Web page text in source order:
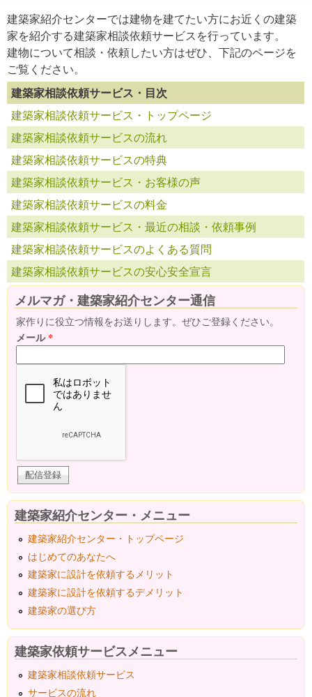
建築家紹介センターでは建物を建てたい方にお近くの建築
家を紹介する建築家相談依頼サービスを行っています。
建物について相談・依頼したい方はぜひ、下記のページを
ご覧ください。
建築家相談依頼サービス・目次
建築家相談依頼サービス・トップページ
建築家相談依頼サービスの流れ
建築家相談依頼サービスの特典
建築家相談依頼サービス・お客様の声
建築家相談依頼サービスの料金
建築家相談依頼サービス・最近の相談・依頼事例
建築家相談依頼サービスのよくある質問
建築家相談依頼サービスの安心安全宣言
メルマガ・建築家紹介センター通信
家作りに役立つ情報をお送りします。ぜひご登録ください。
メール*
建築家紹介センター・メニュー
建築家紹介センター・トップページ
はじめてのあなたへ
建築家に設計を依頼するメリット
建築家に設計を依頼するデメリット
建築家の選び方
建築家依頼サービスメニュー
建築家相談依頼サービス
サービスの流れ